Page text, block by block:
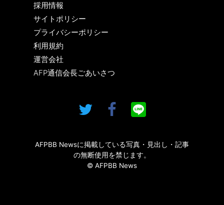
採用情報
サイトポリシー
プライバシーポリシー
利用規約
運営会社
AFP通信会長ごあいさつ
AFPBB Newsに掲載している写真・見出し・記事
の無断使用を禁じます。
© AFPBB News